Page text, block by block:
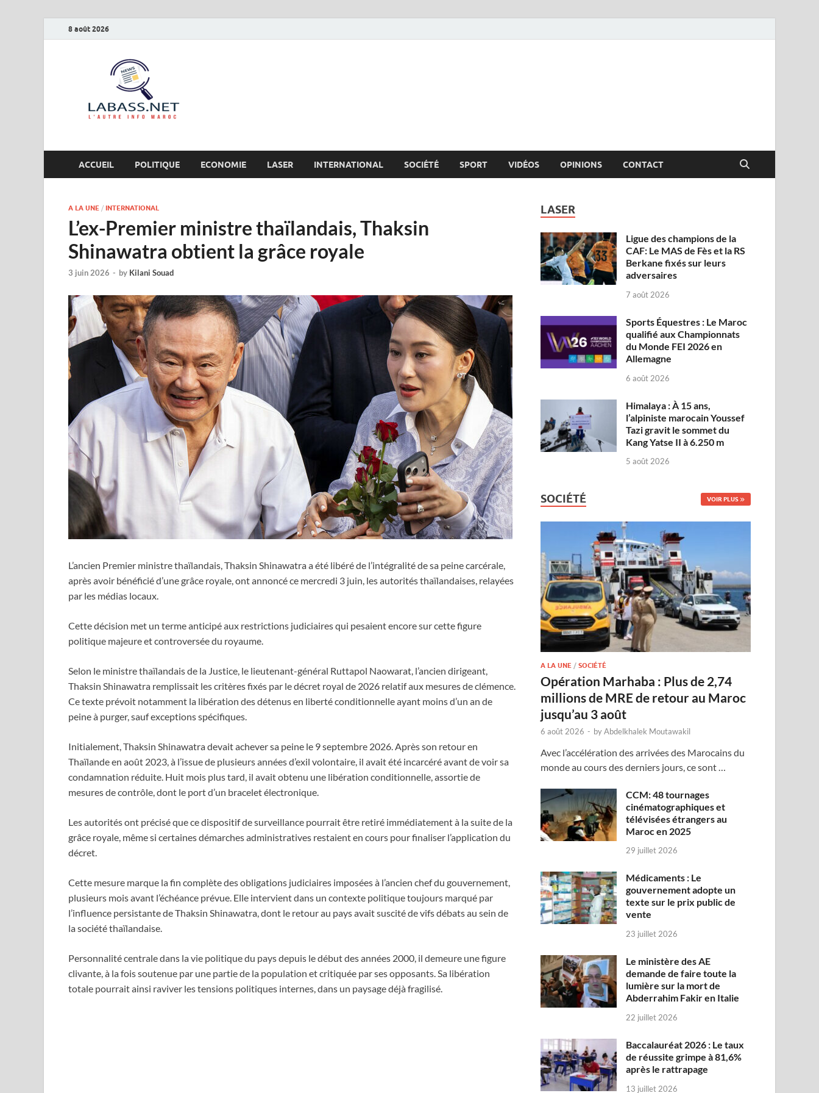
8 août 2026
ACCUEIL POLITIQUE ECONOMIE LASER INTERNATIONAL SOCIÉTÉ SPORT VIDÉOS OPINIONS CONTACT
A LA UNE / INTERNATIONAL
L’ex-Premier ministre thaïlandais, Thaksin
Shinawatra obtient la grâce royale
3 juin 2026 - by Kilani Souad
L’ancien Premier ministre thaïlandais, Thaksin Shinawatra a été libéré de l’intégralité de sa peine carcérale,
après avoir bénéficié d’une grâce royale, ont annoncé ce mercredi 3 juin, les autorités thaïlandaises, relayées
par les médias locaux.
Cette décision met un terme anticipé aux restrictions judiciaires qui pesaient encore sur cette figure
politique majeure et controversée du royaume.
Selon le ministre thaïlandais de la Justice, le lieutenant-général Ruttapol Naowarat, l’ancien dirigeant,
Thaksin Shinawatra remplissait les critères fixés par le décret royal de 2026 relatif aux mesures de clémence.
Ce texte prévoit notamment la libération des détenus en liberté conditionnelle ayant moins d’un an de
peine à purger, sauf exceptions spécifiques.
Initialement, Thaksin Shinawatra devait achever sa peine le 9 septembre 2026. Après son retour en
Thaïlande en août 2023, à l’issue de plusieurs années d’exil volontaire, il avait été incarcéré avant de voir sa
condamnation réduite. Huit mois plus tard, il avait obtenu une libération conditionnelle, assortie de
mesures de contrôle, dont le port d’un bracelet électronique.
Les autorités ont précisé que ce dispositif de surveillance pourrait être retiré immédiatement à la suite de la
grâce royale, même si certaines démarches administratives restaient en cours pour finaliser l’application du
décret.
Cette mesure marque la fin complète des obligations judiciaires imposées à l’ancien chef du gouvernement,
plusieurs mois avant l’échéance prévue. Elle intervient dans un contexte politique toujours marqué par
l’influence persistante de Thaksin Shinawatra, dont le retour au pays avait suscité de vifs débats au sein de
la société thaïlandaise.
Personnalité centrale dans la vie politique du pays depuis le début des années 2000, il demeure une figure
clivante, à la fois soutenue par une partie de la population et critiquée par ses opposants. Sa libération
totale pourrait ainsi raviver les tensions politiques internes, dans un paysage déjà fragilisé.
LASER
Ligue des champions de la
CAF: Le MAS de Fès et la RS
Berkane fixés sur leurs
adversaires
7 août 2026
Sports Équestres : Le Maroc
qualifié aux Championnats
du Monde FEI 2026 en
Allemagne
6 août 2026
Himalaya : À 15 ans,
l’alpiniste marocain Youssef
Tazi gravit le sommet du
Kang Yatse II à 6.250 m
5 août 2026
SOCIÉTÉ VOIR PLUS
A LA UNE /SOCIÉTÉ
Opération Marhaba : Plus de 2,74
millions de MRE de retour au Maroc
jusqu’au 3 août
6 août 2026 - byAbdelkhalek Moutawakil
Avec l’accélération des arrivées des Marocains du
monde au cours des derniers jours, ce sont …
CCM: 48 tournages
cinématographiques et
télévisées étrangers au
Maroc en 2025
29 juillet 2026
Médicaments : Le
gouvernement adopte un
texte sur le prix public de
vente
23 juillet 2026
Le ministère des AE
demande de faire toute la
lumière sur la mort de
Abderrahim Fakir en Italie
22 juillet 2026
Baccalauréat 2026 : Le taux
de réussite grimpe à 81,6%
après le rattrapage
13 juillet 2026